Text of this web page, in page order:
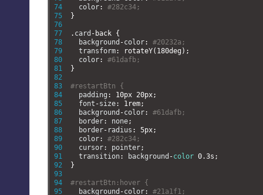
74
75
76
77
78
79
80
81
82
83
84
85
86
87
88
89
90
91
92
93
94
95
color:
#282c34;
}
. card - back {
background -color:
#20232a;
transform: rotateY( 180deg ) ;
color:
#61dafb;
}
#restartBtn {
padding : 10px 20px;
font -size: 1rem;
background -color:
#61dafb;
border: none;
border- radius : 5px;
color:
#282c34;
cursor: pointer;
transition: background -color 0.3s ;
}
#restartBtn:hover {
background -color: #21a1f1;